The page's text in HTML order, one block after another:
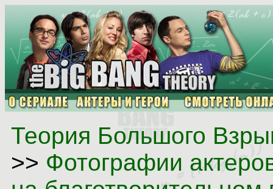
Теория Большого
>> Фотографии